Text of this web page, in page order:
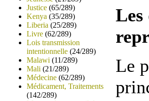
Justice (65/289)
Kenya (35/289)
Liberia (25/289)
Livre (62/289)
Lois transmission
intentionnelle (24/289)
Malawi (11/289)
Mali (21/289)
Médecine (62/289)
Médicament, Traitements
(142/289)
Les
Le